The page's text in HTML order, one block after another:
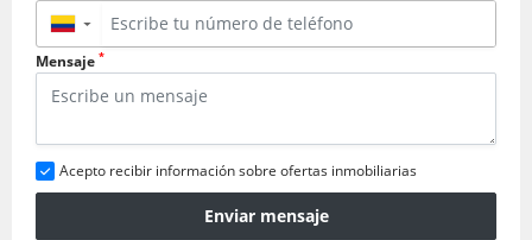
▼
Mensaje *
Acepto recibir información sobre ofertas inmobiliarias
Enviar mensaje